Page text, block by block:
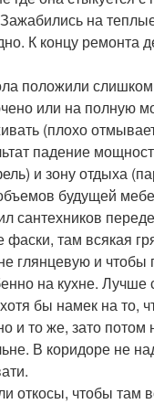
на
К концу ремонта
положили слишком
или на полную
(плохо
падение
и зону отдыха
будущей
сантехников
там всякая
глянцевую и чтобы
на кухне.
бы намек на то,
и то же, зато потом
В коридоре не
откосы, чтобы там